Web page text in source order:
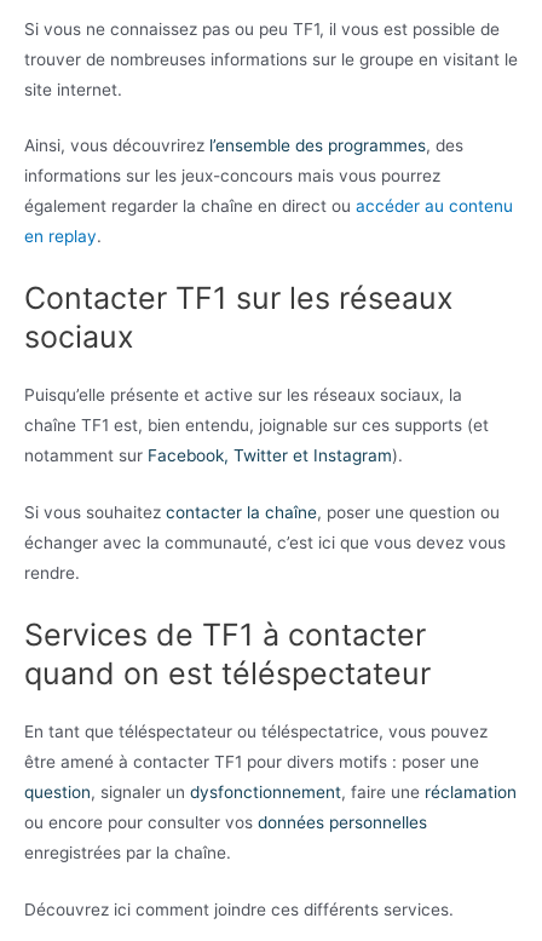
Si vous ne connaissez pas ou peu TF1, il vous est possible de
trouver de nombreuses informations sur le groupe en visitant le
site internet.
Ainsi, vous découvrirez l’ensemble des programmes, des
informations sur les jeux-concours mais vous pourrez
également regarder la chaîne en direct ou accéder au contenu
en replay.
Contacter TF1 sur les réseaux
sociaux
Puisqu’elle présente et active sur les réseaux sociaux, la
chaîne TF1 est, bien entendu, joignable sur ces supports (et
notamment sur Facebook, Twitter et Instagram).
Si vous souhaitez contacter la chaîne, poser une question ou
échanger avec la communauté, c’est ici que vous devez vous
rendre.
Services de TF1 à contacter
quand on est téléspectateur
En tant que téléspectateur ou téléspectatrice, vous pouvez
être amené à contacter TF1 pour divers motifs : poser une
question, signaler un dysfonctionnement, faire une réclamation
ou encore pour consulter vos données personnelles
enregistrées par la chaîne.
Découvrez ici comment joindre ces différents services.